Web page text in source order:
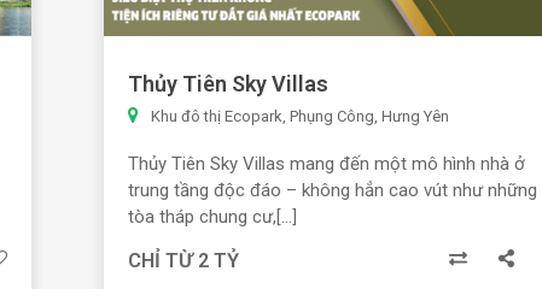
Thủy Tiên Sky Villas
Khu đô thị Ecopark, Phụng Công, Hưng Yên
Thủy Tiên Sky Villas mang đến một mô hình nhà ở
trung tầng độc đáo – không hẳn cao vút như những
tòa tháp chung cư,[...]
CHỈ TỪ 2 TỶ